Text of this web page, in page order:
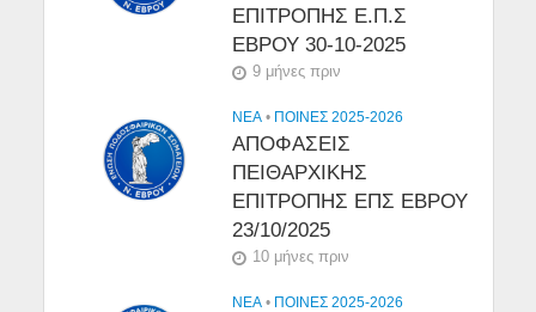
ΕΠΙΤΡΟΠΗΣ Ε.Π.Σ
ΕΒΡΟΥ 30-10-2025
9 μήνες πριν
NEA • ΠΟΙΝΕΣ 2025-2026
ΑΠΟΦΑΣΕΙΣ
ΠΕΙΘΑΡΧΙΚΗΣ
ΕΠΙΤΡΟΠΗΣ ΕΠΣ ΕΒΡΟΥ
23/10/2025
10 μήνες πριν
NEA • ΠΟΙΝΕΣ 2025-2026